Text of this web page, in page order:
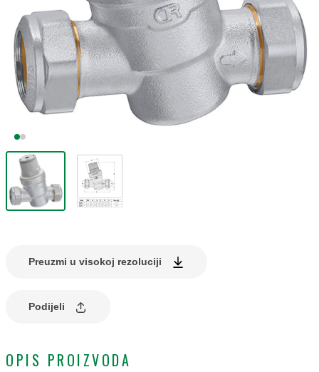
Preuzmi u visokoj rezoluciji
Podijeli
OPIS PROIZVODA